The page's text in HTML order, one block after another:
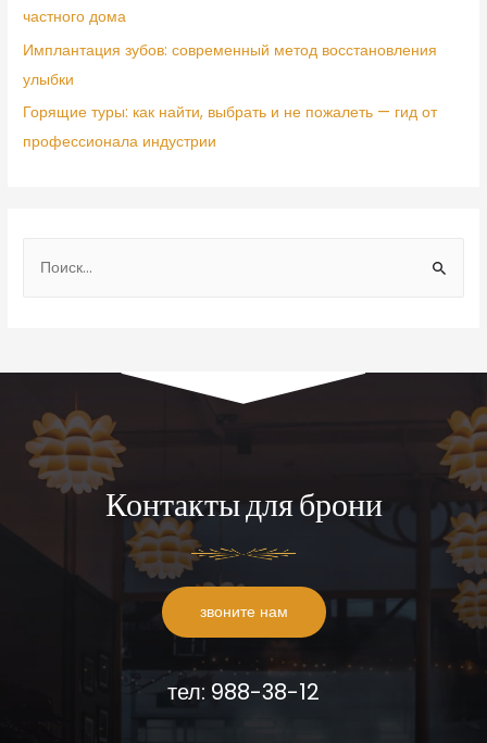
частного дома
Имплантация зубов: современный метод восстановления
улыбки
Горящие туры: как найти, выбрать и не пожалеть — гид от
профессионала индустрии
Контакты для брони
звоните нам
тел: 988-38-12